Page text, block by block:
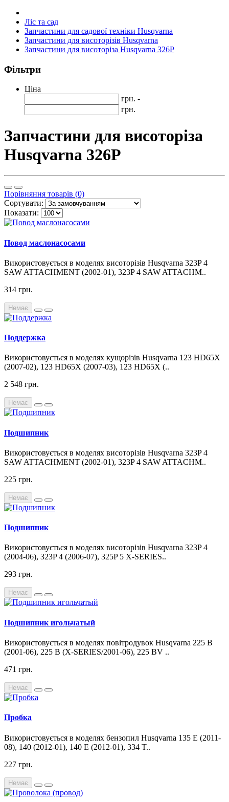
Ліс та сад
Запчастини для садової техніки Husqvarna
Запчастини для висоторізів Husqvarna
Запчастини для висоторіза Husqvarna 326P
Фільтри
Ціна
грн. -
грн.
Запчастини для висоторіза
Husqvarna 326P
Порівняння товарів (0)
Сортувати:
Показати:
Повод маслонасосами
Використовується в моделях висоторізів Husqvarna 323P 4
SAW ATTACHMENT (2002-01), 323P 4 SAW ATTACHM..
314 грн.
Немає
Поддержка
Використовується в моделях кущорізів Husqvarna 123 HD65X
(2007-02), 123 HD65X (2007-03), 123 HD65X (..
2 548 грн.
Немає
Подшипник
Використовується в моделях висоторізів Husqvarna 323P 4
SAW ATTACHMENT (2002-01), 323P 4 SAW ATTACHM..
225 грн.
Немає
Подшипник
Використовується в моделях висоторізів Husqvarna 323P 4
(2004-06), 323P 4 (2006-07), 325P 5 X-SERIES..
293 грн.
Немає
Подшипник игольчатый
Використовується в моделях повітродувок Husqvarna 225 B
(2001-06), 225 B (X-SERIES/2001-06), 225 BV ..
471 грн.
Немає
Пробка
Використовується в моделях бензопил Husqvarna 135 E (2011-
08), 140 (2012-01), 140 E (2012-01), 334 T..
227 грн.
Немає